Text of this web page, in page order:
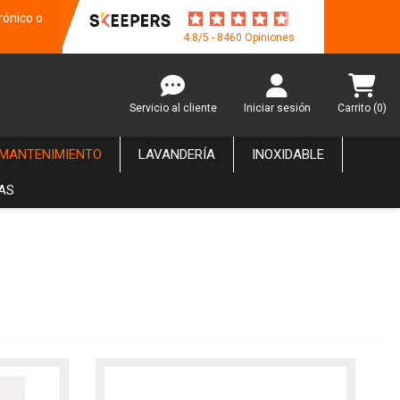
o
4.8/5 - 8460 Opiniones
Servicio al cliente Iniciar sesión Carrito (0)
LAVANDERÍA INOXIDABLE